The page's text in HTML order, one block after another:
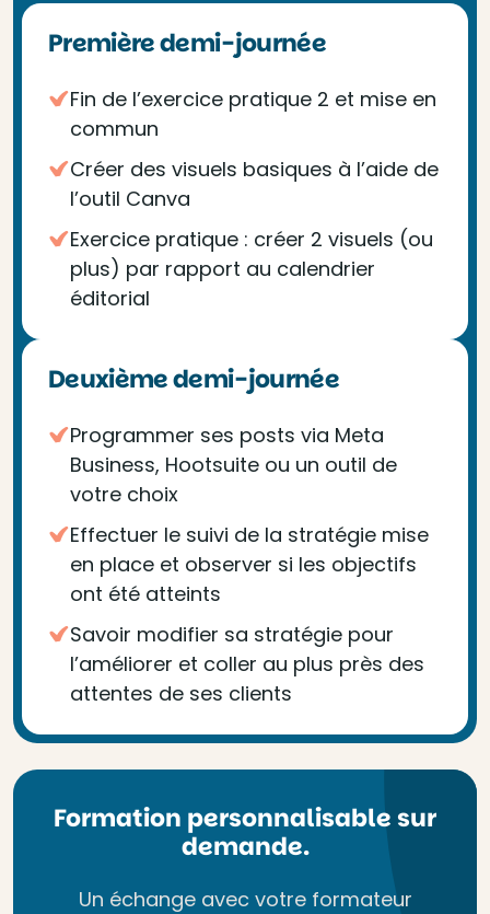
Première demi-journée
Fin de l’exercice pratique 2 et mise en
commun
Créer des visuels basiques à l’aide de
l’outil Canva
Exercice pratique : créer 2 visuels (ou
plus) par rapport au calendrier
éditorial
Deuxième demi-journée
Programmer ses posts via Meta
Business, Hootsuite ou un outil de
votre choix
Effectuer le suivi de la stratégie mise
en place et observer si les objectifs
ont été atteints
Savoir modifier sa stratégie pour
l’améliorer et coller au plus près des
attentes de ses clients
Formation personnalisable sur
demande.
Un échange avec votre formateur